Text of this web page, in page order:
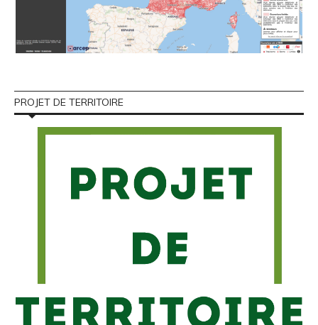
PROJET DE TERRITOIRE